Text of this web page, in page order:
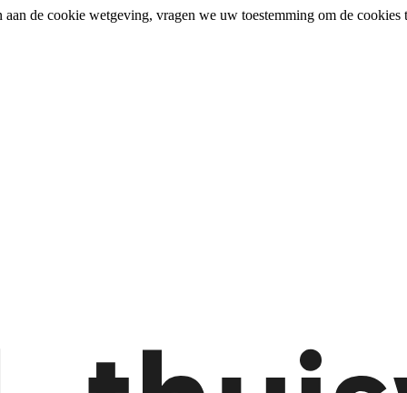
de cookie wetgeving, vragen we uw toestemming om de cookies